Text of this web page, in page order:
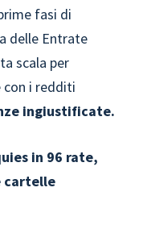
fasi di
delle Entrate
scala per
con i redditi
ingiustificate.
in 96 rate,
cartelle